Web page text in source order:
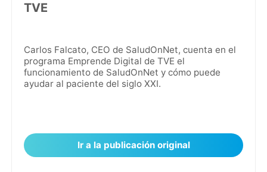
TVE
Carlos Falcato, CEO de SaludOnNet, cuenta en el
programa Emprende Digital de TVE el
funcionamiento de SaludOnNet y cómo puede
ayudar al paciente del siglo XXI.
Ir a la publicación original